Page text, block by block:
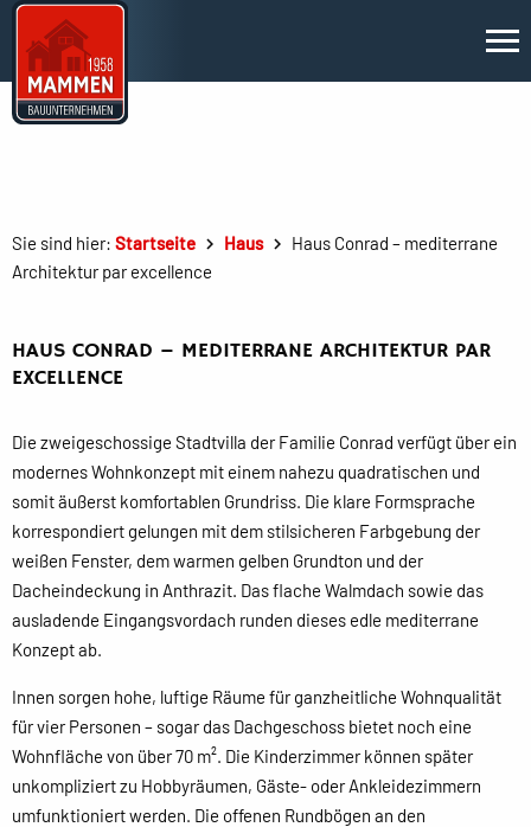
Sie sind hier: Startseite Haus
Haus Conrad – mediterrane
Architektur par excellence
HAUS CONRAD – MEDITERRANE ARCHITEKTUR PAR
EXCELLENCE
Die zweigeschossige Stadtvilla der Familie Conrad verfügt über ein
modernes Wohnkonzept mit einem nahezu quadratischen und
somit äußerst komfortablen Grundriss. Die klare Formsprache
korrespondiert gelungen mit dem stilsicheren Farbgebung der
weißen Fenster, dem warmen gelben Grundton und der
Dacheindeckung in Anthrazit. Das flache Walmdach sowie das
ausladende Eingangsvordach runden dieses edle mediterrane
Konzept ab.
Innen sorgen hohe, luftige Räume für ganzheitliche Wohnqualität
für vier Personen – sogar das Dachgeschoss bietet noch eine
Wohnfläche von über 70 m². Die Kinderzimmer können später
unkompliziert zu Hobbyräumen, Gäste- oder Ankleidezimmern
umfunktioniert werden. Die offenen Rundbögen an den